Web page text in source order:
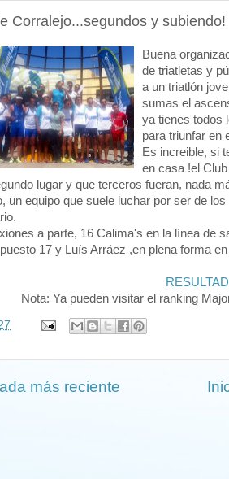
Corralejo...segundos y subiendo!
Buena
de triatletas y
a un triatlón
sumas el
ya tienes todos
para triunfar en
Es increible, si
en casa !el
lugar y que terceros fueran, nada
un equipo que suele luchar por ser de
a parte, 16 Calima's en la línea de
17 y Luís Arráez ,en plena forma
Nota: Ya pueden visitar el ranking
más reciente